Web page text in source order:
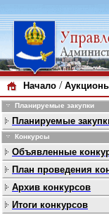
Начало /
Планируемые закупки
Планируемые
Конкурсы
Объявленные
План проведения
Архив конкурсов
Итоги конкурсов